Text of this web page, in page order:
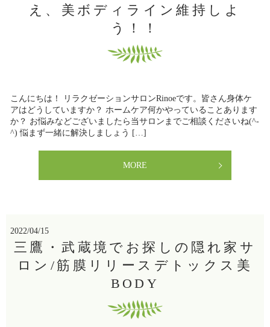
え、美ボディライン維持しよ
う！！
こんにちは！ リラクゼーションサロンRinoeです。皆さん身体ケ
アはどうしていますか？ ホームケア何かやっていることあります
か？ お悩みなどございましたら当サロンまでご相談くださいね(^-
^) 悩まず一緒に解決しましょう […]
MORE
2022/04/15
三鷹・武蔵境でお探しの隠れ家サ
ロン/筋膜リリースデトックス美
BODY